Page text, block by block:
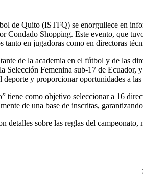
de Quito (ISTFQ) se enorgullece en
Condado Shopping. Este evento, que
tanto en jugadoras como en directoras
de la academia en el fútbol y de las
Selección Femenina sub-17 de
y proporcionar oportunidades a
tiene como objetivo seleccionar a 16
de una base de inscritas,
detalles sobre las reglas del